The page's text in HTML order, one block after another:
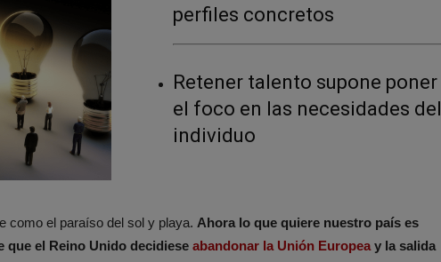
perfiles concretos
Retener talento supone poner
el foco en las necesidades del
individuo
como el paraíso del sol y playa. Ahora lo que quiere nuestro país es
que el Reino Unido decidiese abandonar la Unión Europea y la salida